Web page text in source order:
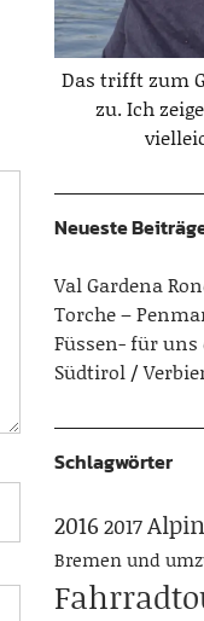
Das trifft zum
zu. Ich
Neueste
Val Gardena
Torche –
Füssen- für uns
Südtirol
Schlagwörter
2016 2017
Bremen und